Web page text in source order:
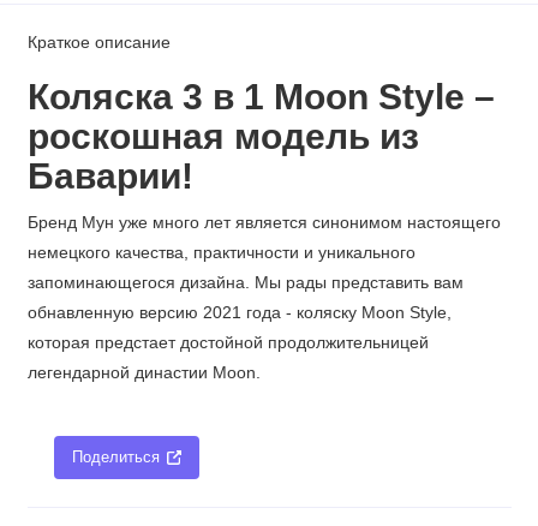
Краткое описание
Коляска 3 в 1 Moon Style –
роскошная модель из
Баварии!
Бренд Мун уже много лет является синонимом настоящего
немецкого качества, практичности и уникального
запоминающегося дизайна. Мы рады представить вам
обнавленную версию 2021 года - коляску Moon Style,
которая предстает достойной продолжительницей
легендарной династии Moon.
Поделиться